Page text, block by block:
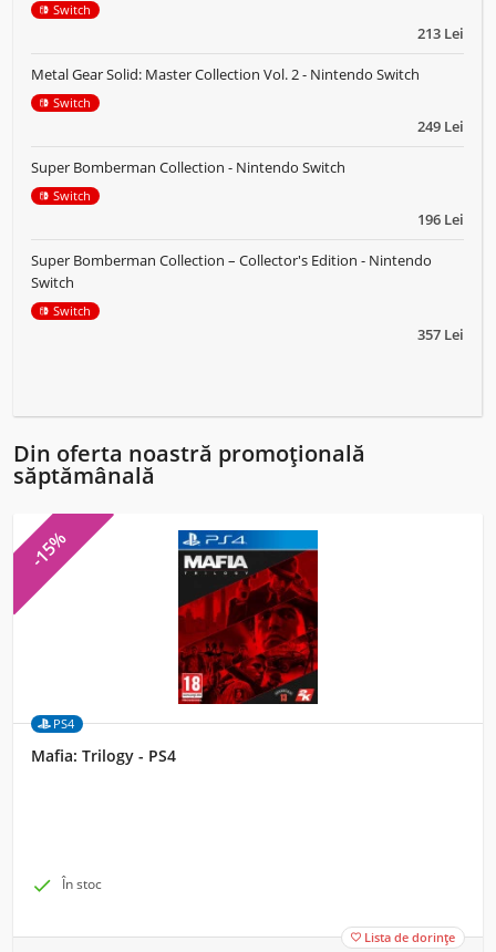
213 Lei
Switch
249 Lei
Metal Gear Solid: Master Collection Vol. 2 - Nintendo Switch
Switch
196 Lei
Super Bomberman Collection - Nintendo Switch
Switch
357 Lei
Super Bomberman Collection – Collector's Edition - Nintendo
Switch
Switch
Din oferta noastră promoțională
săptămânală
-15%
PS4
Mafia: Trilogy - PS4
 În stoc
 Lista de dorințe